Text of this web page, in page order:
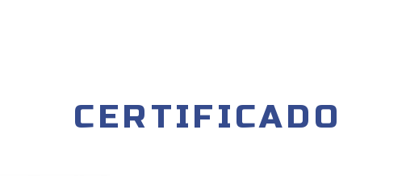
CERTIFICADO